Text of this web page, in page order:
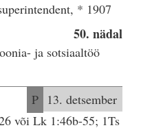
* 1907
50. nädal
ja sotsiaaltöö
P 13. detsember
või Lk 1:46b-55; 1Ts